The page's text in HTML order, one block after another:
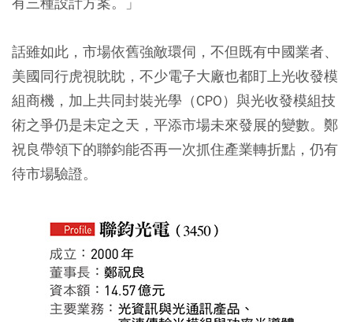
話雖如此，市場依舊強敵環伺，不但既有中國業者、
美國同行虎視眈眈，不少電子大廠也都盯上光收發模
組商機，加上共同封裝光學（CPO）與光收發模組技
術之爭仍是未定之天，平添市場未來發展的變數。鄭
祝良帶領下的聯鈞能否再一次抓住產業轉折點，仍有
待市場驗證。